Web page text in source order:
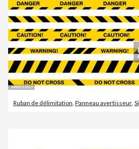
Ruban de délimitation, Panneau avertisseur,